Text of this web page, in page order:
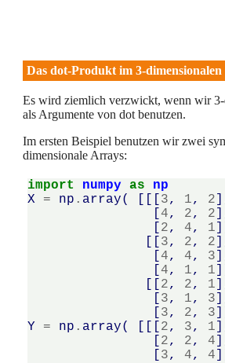
Das dot-Produkt im 3-dimensionalen
Es wird ziemlich verzwickt, wenn wir
als Argumente von dot benutzen.
Im ersten Beispiel benutzen wir zwei
dimensionale Arrays:
import numpy as
np
X
= np . array( 3, 1, 2
[4, 2, 2
2, 4, 1
3, 2, 2
[4, 4, 3
[4, 1, 1
2, 2, 1
3, 1, 3
3, 2, 3
Y
= np . array( 2, 3, 1
2, 2, 4
3, 4, 4